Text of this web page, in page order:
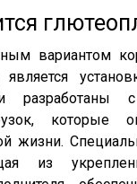
вариантом
разработаны
которые
жизни.
из